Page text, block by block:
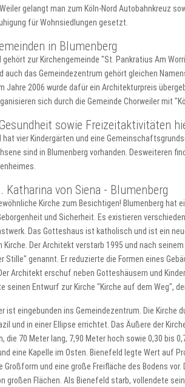
gelangt man zum Köln-Nord Autobahnkreuz
für Wohnsiedlungen gesetzt.
in Blumenberg
gehört zur Kirchengemeinde "St. Pankratius Am
auch das Gemeindezentrum gehört gleichen
Jahre 2006 wurde dafür ein Architekturpreis
sich durch die Gemeinde Chorweiler mit
sowie Freizeitaktivitäten
hat vier Kindergärten und eine
sind in Blumenberg vorhanden. Desweiteren
Katharina von Siena - Blumenberg
Kirche zum Besichtigen! Blumenberg
und Sicherheit. Es existieren
Das Gotteshaus ist katholisch und ist ein
Kirche. Der Architekt verstarb 1995 und nach
Stille" genannt. Er reduzierte die Formen eines
Architekt erschuf neben Gotteshäusern und
seinen Entwurf zur Kirche "Kirche auf dem Weg",
ist eingebunden ins Gemeindezentrum. Die
und in einer Ellipse errichtet. Das Äußere der
die 70 Meter lang, 7,90 Meter hoch sowie 0,30 bis
eine Kapelle im Osten. Bienefeld legte Wert auf
Großform und eine große Freifläche des Bodens
großen Flächen. Als Bienefeld starb, vollendete